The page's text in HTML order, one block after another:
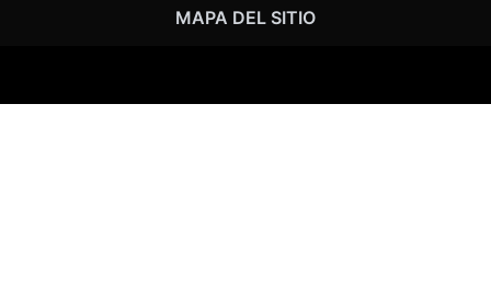
MAPA DEL SITIO